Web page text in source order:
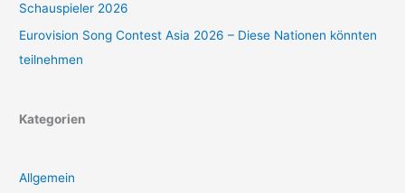
Schauspieler 2026
Eurovision Song Contest Asia 2026 – Diese Nationen könnten
teilnehmen
Kategorien
Allgemein